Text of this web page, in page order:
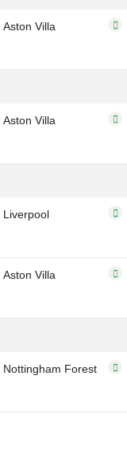
Aston Villa
Aston Villa
Liverpool
Aston Villa
Nottingham Forest